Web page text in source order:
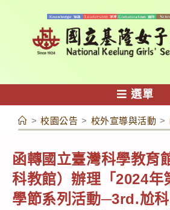
容
選單
> 校園公告 > 校外宣導與活動 >
函轉國立臺灣科學教育
科教館）辦理「2024年
學節系列活動─3rd.尬